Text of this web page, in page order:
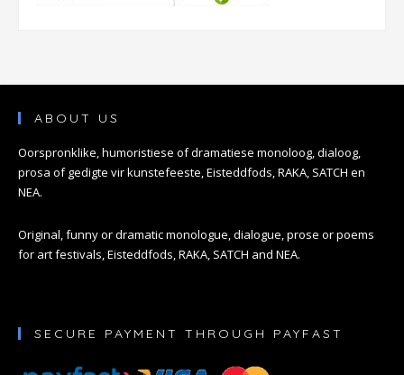
ABOUT US
Oorspronklike, humoristiese of dramatiese monoloog, dialoog,
prosa of gedigte vir kunstefeeste, Eisteddfods, RAKA, SATCH en
NEA.
Original, funny or dramatic monologue, dialogue, prose or poems
for art festivals, Eisteddfods, RAKA, SATCH and NEA.
SECURE PAYMENT THROUGH PAYFAST